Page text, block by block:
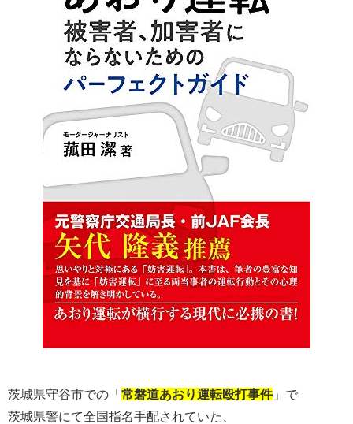
茨城県守谷市での「 常磐道あおり運転殴打事件」で
茨城県警にて全国指名手配されていた、